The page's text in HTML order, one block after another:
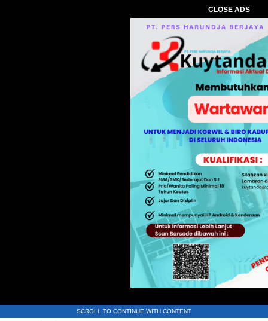
CLOSE ADS
SCROLL TO CONTINUE WITH CONTENT